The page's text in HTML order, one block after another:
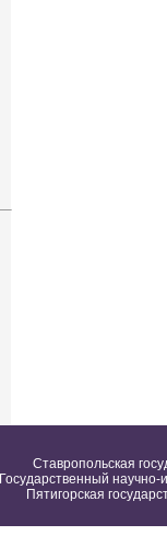
Ставропольская
Государственный научно-
Пятигорская